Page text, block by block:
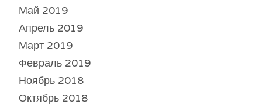
Май 2019
Апрель 2019
Март 2019
Февраль 2019
Ноябрь 2018
Октябрь 2018